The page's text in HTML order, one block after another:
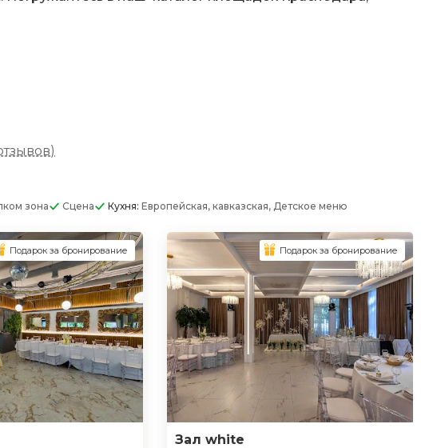
)
зона Сцена Кухня: Европейская, кавказская, Детское меню
Подарок за бронирование
Зал white
Подарок за бронирование